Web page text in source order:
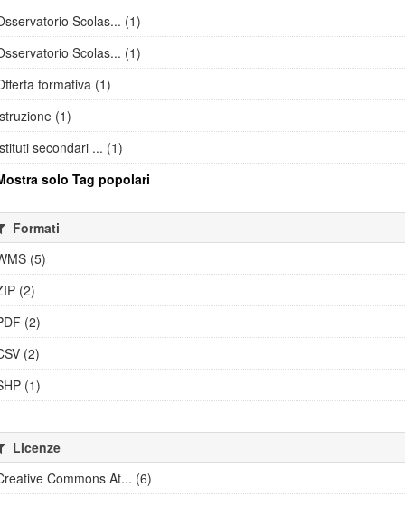
Scolas... (1)
Scolas... (1)
formativa (1)
(1)
secondari ... (1)
solo Tag popolari
Formati
(5)
(2)
(2)
(2)
(1)
Licenze
Commons At... (6)